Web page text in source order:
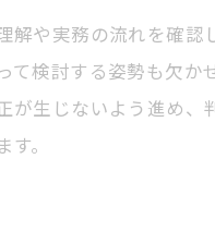
解や実務の流れを確認
て検討する姿勢も欠か
が生じないよう進め、
。